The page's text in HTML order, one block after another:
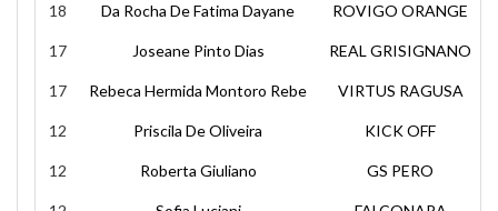
18 Da Rocha De Fatima Dayane ROVIGO ORANGE
17 Joseane Pinto Dias REAL GRISIGNANO
17 Rebeca Hermida Montoro Rebe VIRTUS RAGUSA
12 Priscila De Oliveira KICK OFF
12 Roberta Giuliano GS PERO